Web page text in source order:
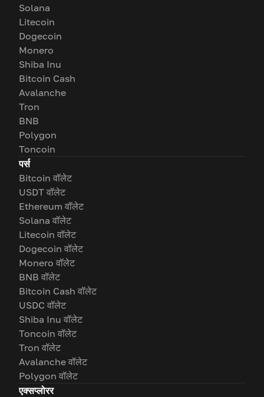
Solana
Litecoin
Dogecoin
Monero
Shiba Inu
Bitcoin Cash
Avalanche
Tron
BNB
Polygon
Toncoin
पर्स
Bitcoin वॉलेट
USDT वॉलेट
Ethereum वॉलेट
Solana वॉलेट
Litecoin वॉलेट
Dogecoin वॉलेट
Monero वॉलेट
BNB वॉलेट
Bitcoin Cash वॉलेट
USDC वॉलेट
Shiba Inu वॉलेट
Toncoin वॉलेट
Tron वॉलेट
Avalanche वॉलेट
Polygon वॉलेट
एक्सप्लोरर